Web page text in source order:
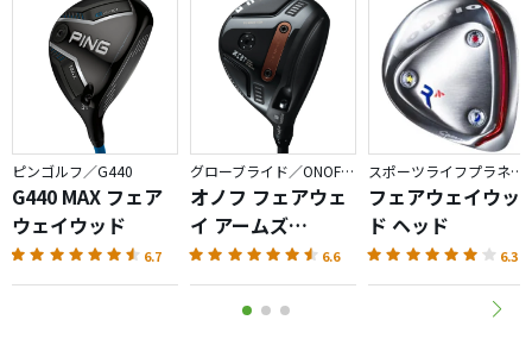
ピンゴルフ／G440
G440 MAX フェア
ウェイウッド
6.7
グローブライド／ONOFF AKA
オノフ フェアウェ
イ アームズ
AKA（2026）
6.6
スポーツライフプラネッツ／RODDIO
フェアウェイウッ
ド ヘッド
6.3